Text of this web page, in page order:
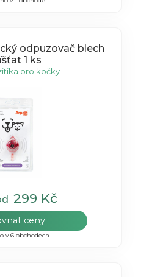
odpuzovač blech
1 ks
pro kočky
299 Kč
ceny
v 6 obchodech